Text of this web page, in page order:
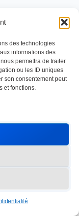
des technologies
informations des
permettra de traiter
ou les ID uniques
son consentement peut
et fonctions.
Meaux
36 48 20